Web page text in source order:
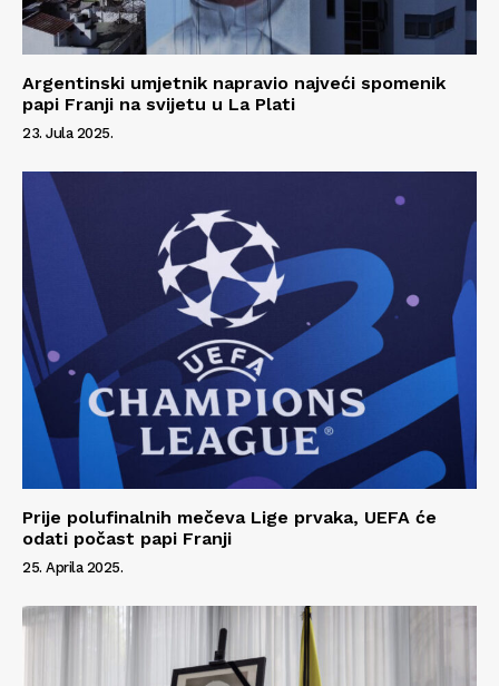
Info
O nama
Kontakt
Impressum
Argentinski umjetnik napravio najveći spomenik
papi Franji na svijetu u La Plati
23. Jula 2025.
Prije polufinalnih mečeva Lige prvaka, UEFA će
odati počast papi Franji
25. Aprila 2025.